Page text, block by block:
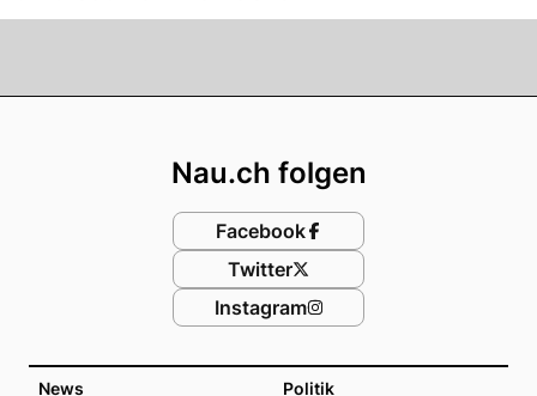
News Politik
Nau.ch folgen
Facebook
Twitter
Instagram